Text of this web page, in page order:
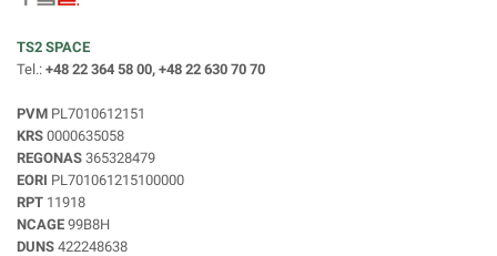
TS2 SPACE
Tel.: +48 22 364 58 00, +48 22 630 70 70
PVM PL7010612151
KRS 0000635058
REGONAS 365328479
EORI PL701061215100000
RPT 11918
NCAGE 99B8H
DUNS 422248638